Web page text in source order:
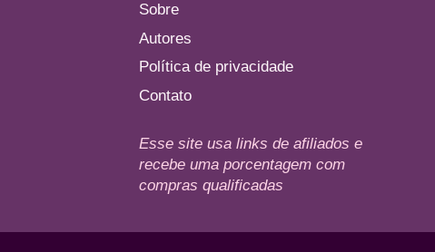
Sobre
Autores
Política de privacidade
Contato
Esse site usa links de afiliados e
recebe uma porcentagem com
compras qualificadas